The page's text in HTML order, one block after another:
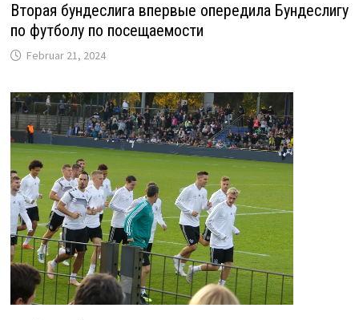
Вторая бундеслига впервые опередила Бундеслигу
по футболу по посещаемости
Februar 21, 2024